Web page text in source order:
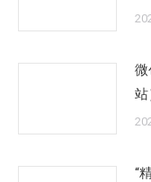
微
站
“